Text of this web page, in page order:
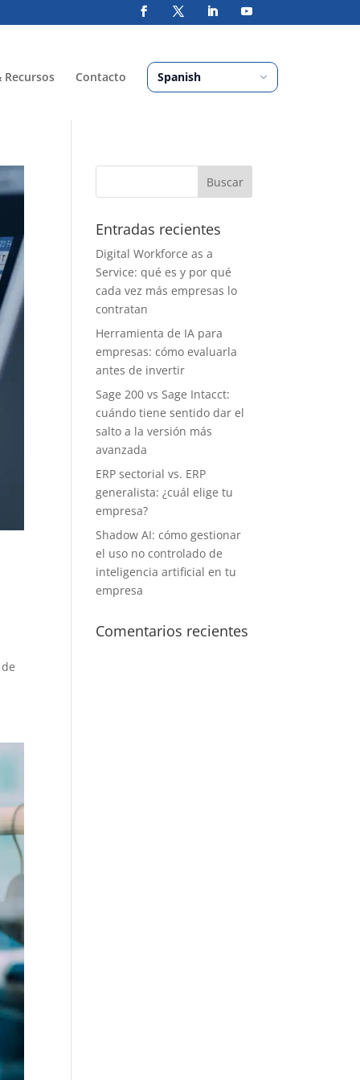
Contacto
Entradas recientes
Digital Workforce as a
Service: qué es y por qué
cada vez más empresas lo
contratan
Herramienta de IA para
empresas: cómo evaluarla
antes de invertir
Sage 200 vs Sage Intacct:
cuándo tiene sentido dar el
salto a la versión más
avanzada
ERP sectorial vs. ERP
generalista: ¿cuál elige tu
empresa?
Shadow AI: cómo gestionar
el uso no controlado de
inteligencia artificial en tu
empresa
Comentarios recientes